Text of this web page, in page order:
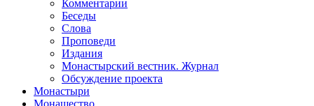
Комментарии
Беседы
Слова
Проповеди
Издания
Монастырский вестник. Журнал
Обсуждение проекта
Монастыри
Монашество